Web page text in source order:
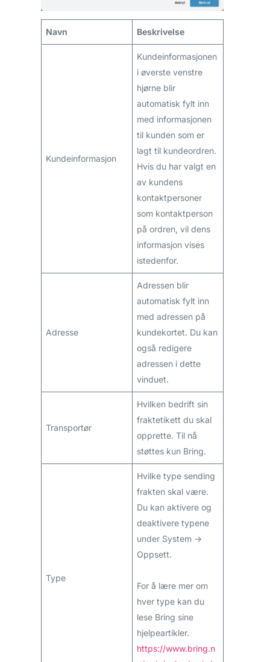
Navn Beskrivelse
Kundeinformasjon
Kundeinformasjonen
i øverste venstre
hjørne blir
automatisk fylt inn
med informasjonen
til kunden som er
lagt til kundeordren.
Hvis du har valgt en
av kundens
kontaktpersoner
som kontaktperson
på ordren, vil dens
informasjon vises
istedenfor.
Adresse
Adressen blir
automatisk fylt inn
med adressen på
kundekortet. Du kan
også redigere
adressen i dette
vinduet.
Transportør
Hvilken bedrift sin
fraktetikett du skal
opprette. Til nå
støttes kun Bring.
Type
Hvilke type sending
frakten skal være.
Du kan aktivere og
deaktivere typene
under System ->
Oppsett.
For å lære mer om
hver type kan du
lese Bring sine
hjelpeartikler.
https://www.bring.n